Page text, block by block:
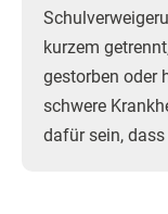
kurzem
gestorben oder
schwere
dafür sein,